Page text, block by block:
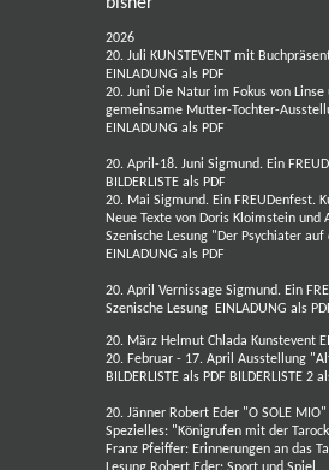
2026
20. Juli KUNSTEVENT mit
EINLADUNG als PDF
20. Juni Die Natur im Fokus von
gemeinsame Mutter-Tochter-
EINLADUNG als PDF
20. April-18. Juni Sigmund. Ein
BILDERLISTE als PDF
20. Mai Sigmund. Ein FREUDenfest.
Neue Texte von Doris Kloimstein und
Szenische Lesung "Der Psychiater
EINLADUNG als PDF
20. April Vernissage Sigmund. Ein
Szenische Lesung
EINLADUNG als
20. März Helmut Chlada Kunstevent
20. Februar - 17. April Ausstellung
BILDERLISTE als PDF BILDERLISTE 2
20. Jänner Robert Eder "O SOLE
Spezielles: "Königrufen mit der
Franz Pfeiffer: Erinnerungen an das